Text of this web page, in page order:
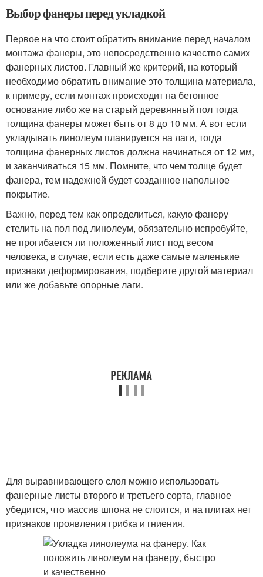
Выбор фанеры перед укладкой
Первое на что стоит обратить внимание перед началом
монтажа фанеры, это непосредственно качество самих
фанерных листов. Главный же критерий, на который
необходимо обратить внимание это толщина материала,
к примеру, если монтаж происходит на бетонное
основание либо же на старый деревянный пол тогда
толщина фанеры может быть от 8 до 10 мм. А вот если
укладывать линолеум планируется на лаги, тогда
толщина фанерных листов должна начинаться от 12 мм,
и заканчиваться 15 мм. Помните, что чем толще будет
фанера, тем надежней будет созданное напольное
покрытие.
Важно, перед тем как определиться, какую фанеру
стелить на пол под линолеум, обязательно испробуйте,
не прогибается ли положенный лист под весом
человека, в случае, если есть даже самые маленькие
признаки деформирования, подберите другой материал
или же добавьте опорные лаги.
Для выравнивающего слоя можно использовать
фанерные листы второго и третьего сорта, главное
убедится, что массив шпона не слоится, и на плитах нет
признаков проявления грибка и гниения.